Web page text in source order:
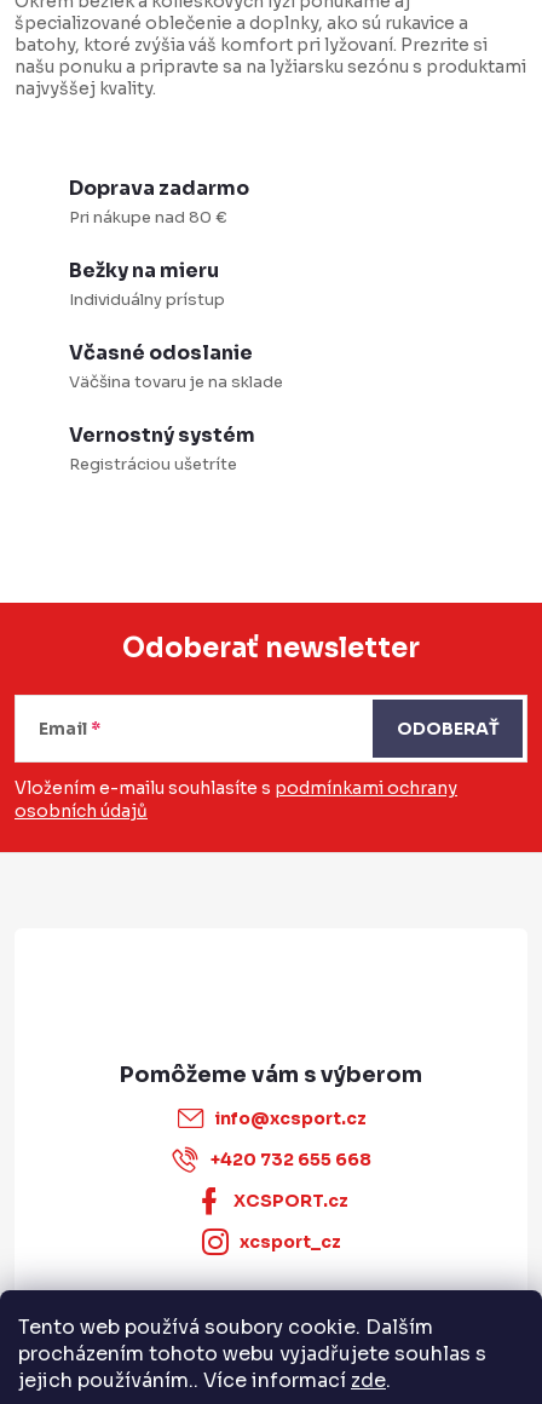
Tento web používá soubory cookie. Dalším
procházením tohoto webu vyjadřujete souhlas s
jejich používáním.. Více informací zde.
v
k
y
a
n
špecializované oblečenie a doplnky, ako sú rukavice a
batohy, ktoré zvýšia váš komfort pri lyžovaní. Prezrite si
našu ponuku a pripravte sa na lyžiarsku sezónu s produktami
najvyššej kvality.
Doprava zadarmo
Pri nákupe nad 80 €
Bežky na mieru
Individuálny prístup
Včasné odoslanie
Väčšina tovaru je na sklade
Vernostný systém
Registráciou ušetríte
Z
p
ä
Odoberať newsletter
Email
Vložením e-mailu souhlasíte s podmínkami ochrany
osobních údajů
ODOBERAŤ
info@xcsport.cz
+420 732 655 668
XCSPORT.cz
xcsport_cz
Informace pro vás